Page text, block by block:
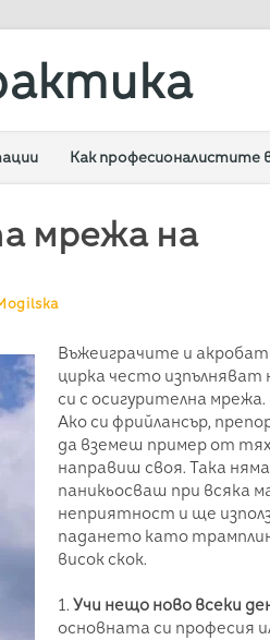
Как професионалистите
мрежа на
Въжеиграчите и
цирка често
си с осигурителна мрежа.
Ако си фрийлансър,
да вземеш пример от тях
направиш своя. Така
паникьосваш при всяка
неприятност и ще
падането като
висок скок.
1. Учи нещо ново всеки
основната си професия